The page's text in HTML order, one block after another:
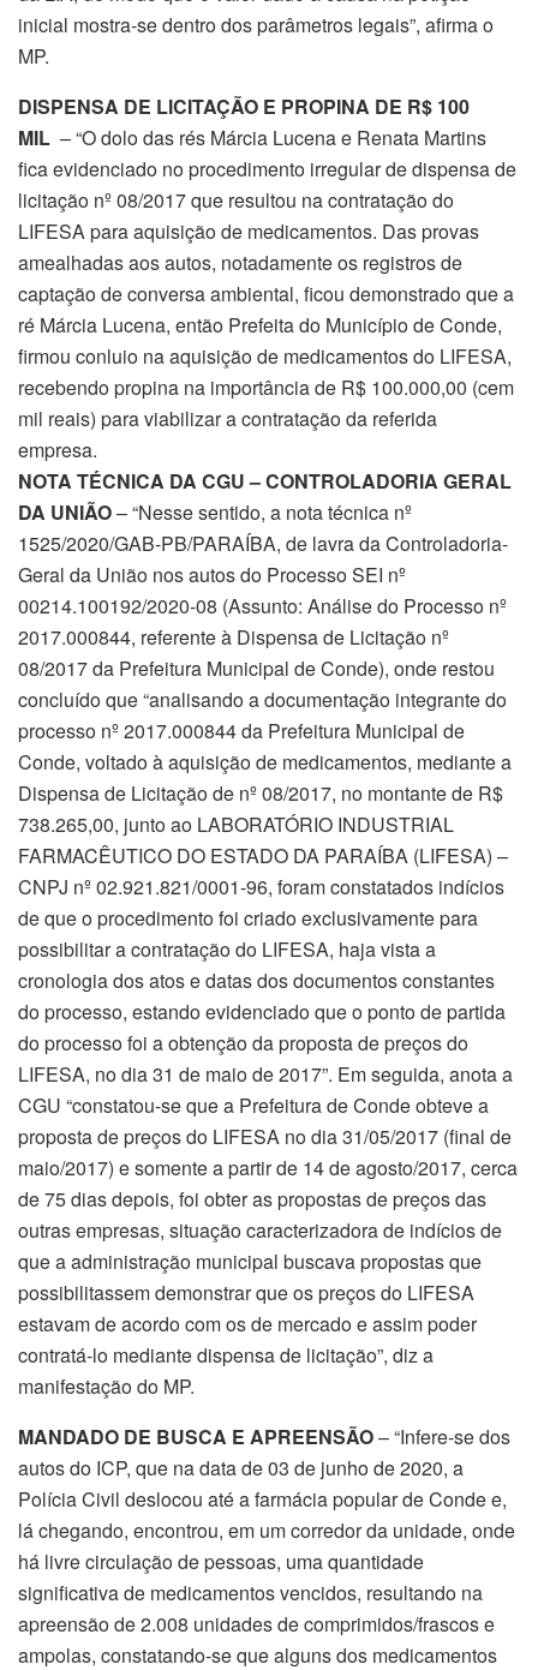
inicial mostra-se dentro dos parâmetros legais”, afirma o
MP.
DISPENSA DE LICITAÇÃO E PROPINA DE R$ 100
MIL – “O dolo das rés Márcia Lucena e Renata Martins
fica evidenciado no procedimento irregular de dispensa de
licitação nº 08/2017 que resultou na contratação do
LIFESA para aquisição de medicamentos. Das provas
amealhadas aos autos, notadamente os registros de
captação de conversa ambiental, ficou demonstrado que a
ré Márcia Lucena, então Prefeita do Município de Conde,
firmou conluio na aquisição de medicamentos do LIFESA,
recebendo propina na importância de R$ 100.000,00 (cem
mil reais) para viabilizar a contratação da referida
empresa.
NOTA TÉCNICA DA CGU – CONTROLADORIA GERAL
DA UNIÃO– “Nesse sentido, a nota técnica nº
1525/2020/GAB-PB/PARAÍBA, de lavra da Controladoria-
Geral da União nos autos do Processo SEI nº
00214.100192/2020-08 (Assunto: Análise do Processo nº
2017.000844, referente à Dispensa de Licitação nº
08/2017 da Prefeitura Municipal de Conde), onde restou
concluído que “analisando a documentação integrante do
processo nº 2017.000844 da Prefeitura Municipal de
Conde, voltado à aquisição de medicamentos, mediante a
Dispensa de Licitação de nº 08/2017, no montante de R$
738.265,00, junto ao LABORATÓRIO INDUSTRIAL
FARMACÊUTICO DO ESTADO DA PARAÍBA (LIFESA) –
CNPJ nº 02.921.821/0001-96, foram constatados indícios
de que o procedimento foi criado exclusivamente para
possibilitar a contratação do LIFESA, haja vista a
cronologia dos atos e datas dos documentos constantes
do processo, estando evidenciado que o ponto de partida
do processo foi a obtenção da proposta de preços do
LIFESA, no dia 31 de maio de 2017”. Em seguida, anota a
CGU “constatou-se que a Prefeitura de Conde obteve a
proposta de preços do LIFESA no dia 31/05/2017 (final de
maio/2017) e somente a partir de 14 de agosto/2017, cerca
de 75 dias depois, foi obter as propostas de preços das
outras empresas, situação caracterizadora de indícios de
que a administração municipal buscava propostas que
possibilitassem demonstrar que os preços do LIFESA
estavam de acordo com os de mercado e assim poder
contratá-lo mediante dispensa de licitação”, diz a
manifestação do MP.
MANDADO DE BUSCA E APREENSÃO– “Infere-se dos
autos do ICP, que na data de 03 de junho de 2020, a
Polícia Civil deslocou até a farmácia popular de Conde e,
lá chegando, encontrou, em um corredor da unidade, onde
há livre circulação de pessoas, uma quantidade
significativa de medicamentos vencidos, resultando na
apreensão de 2.008 unidades de comprimidos/frascos e
ampolas, constatando-se que alguns dos medicamentos